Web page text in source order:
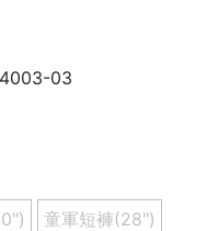
03
童軍短褲(28")